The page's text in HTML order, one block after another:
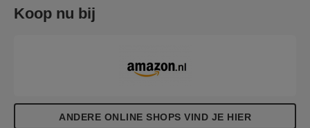
De siliconen mat is ook perfect voor het maken van
decoraties met lijm doordat deze eenvoudig los te
Koop nu bij
ANDERE ONLINE SHOPS VIND JE HIER